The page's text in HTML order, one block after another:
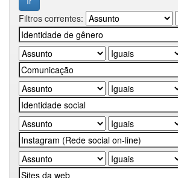
Filtros correntes: